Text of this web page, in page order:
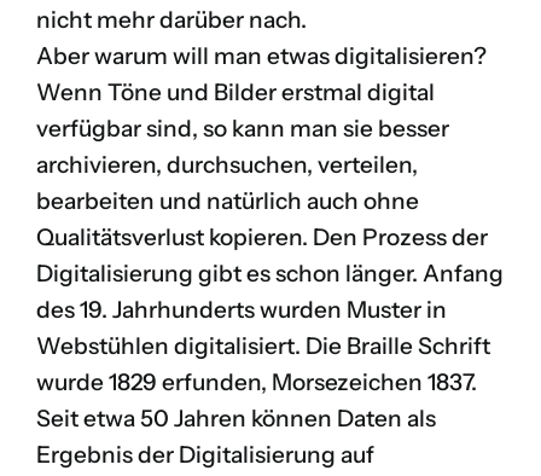
nicht mehr darüber nach.
Aber warum will man etwas digitalisieren?
Wenn Töne und Bilder erstmal digital
verfügbar sind, so kann man sie besser
archivieren, durchsuchen, verteilen,
bearbeiten und natürlich auch ohne
Qualitätsverlust kopieren. Den Prozess der
Digitalisierung gibt es schon länger. Anfang
des 19. Jahrhunderts wurden Muster in
Webstühlen digitalisiert. Die Braille Schrift
wurde 1829 erfunden, Morsezeichen 1837.
Seit etwa 50 Jahren können Daten als
Ergebnis der Digitalisierung auf